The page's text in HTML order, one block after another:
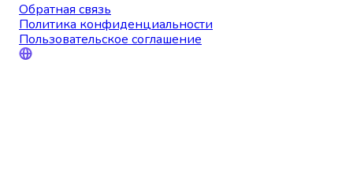
Обратная связь
Политика конфиденциальности
Пользовательское соглашение